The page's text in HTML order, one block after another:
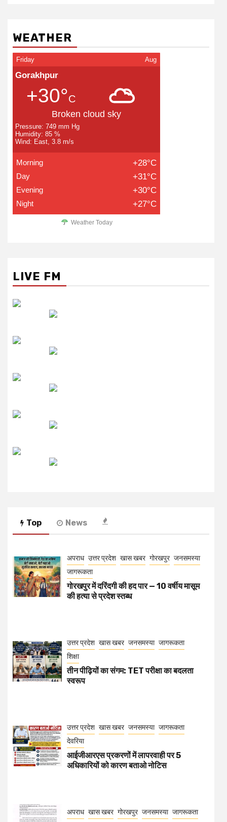
WEATHER
Friday Aug
Gorakhpur
+30°C
Broken cloud sky
Pressure: 749 mm Hg
Humidity: 85 %
Wind: East, 3.8 m/s
Morning +28°C
Day +31°C
Evening +30°C
Night +27°C
Weather Today
LIVE FM
Top News
अपराध उत्तर प्रदेश खास खबर गोरखपुर जनसमस्या
जागरूकता
गोरखपुर में दरिंदगी की हद पार — 10 वर्षीय मासूम
की हत्या से प्रदेश स्तब्ध
उत्तर प्रदेश खास खबर जनसमस्या जागरूकता
शिक्षा
तीन पीढ़ियों का संगम: TET परीक्षा का बदलता
स्वरूप
उत्तर प्रदेश खास खबर जनसमस्या जागरूकता
देवरिया
आईजीआरएस प्रकरणों में लापरवाही पर 5
अधिकारियों को कारण बताओ नोटिस
अपराध खास खबर गोरखपुर जनसमस्या जागरूकता